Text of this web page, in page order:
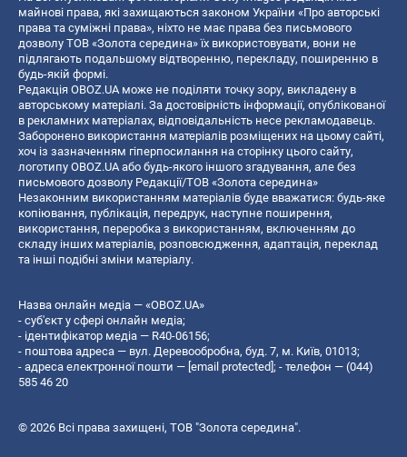
майнові права, які захищаються законом України «Про авторські
права та суміжні права», ніхто не має права без письмового
дозволу ТОВ «Золота середина» їх використовувати, вони не
підлягають подальшому відтворенню, перекладу, поширенню в
будь-якій формі.
Редакція OBOZ.UA може не поділяти точку зору, викладену в
авторському матеріалі. За достовірність інформації, опублікованої
в рекламних матеріалах, відповідальність несе рекламодавець.
Заборонено використання матеріалів розміщених на цьому сайті,
хоч із зазначенням гіперпосилання на сторінку цього сайту,
логотипу OBOZ.UA або будь-якого іншого згадування, але без
письмового дозволу Редакції/ТОВ «Золота середина»
Незаконним використанням матеріалів буде вважатися: будь-яке
копiювання, публiкацiя, передрук, наступне поширення,
використання, переробка з використанням, включенням до
складу інших матеріалів, розповсюдження, адаптація, переклад
та інші подібні зміни матеріалу.
Назва онлайн медіа — «OBOZ.UA»
- суб'єкт у сфері онлайн медіа;
- ідентифікатор медіа — R40-06156;
- поштова адреса — вул. Деревообробна, буд. 7, м. Київ, 01013;
- адреса електронної пошти — [email protected] ; - телефон — (044)
585 46 20
© 2026 Всі права захищені, ТОВ "Золота середина".